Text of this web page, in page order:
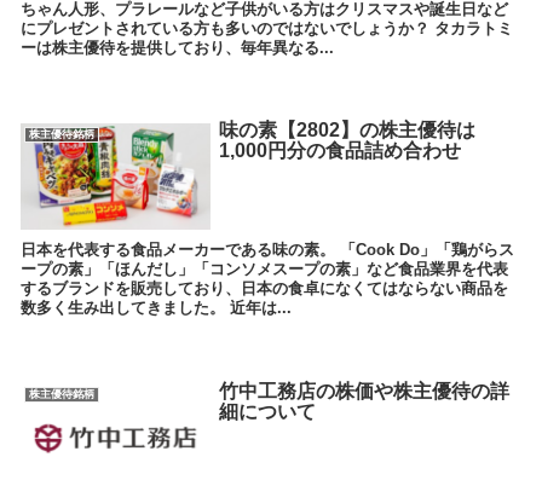
ちゃん人形、プラレールなど子供がいる方はクリスマスや誕生日など
にプレゼントされている方も多いのではないでしょうか？ タカラトミ
ーは株主優待を提供しており、毎年異なる...
株主優待銘柄
味の素【2802】の株主優待は
1,000円分の食品詰め合わせ
日本を代表する食品メーカーである味の素。 「Cook Do」「鶏がらス
ープの素」「ほんだし」「コンソメスープの素」など食品業界を代表
するブランドを販売しており、日本の食卓になくてはならない商品を
数多く生み出してきました。 近年は...
株主優待銘柄
竹中工務店の株価や株主優待の詳
細について